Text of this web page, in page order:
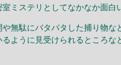
ミステリとしてなかなか面白
無駄にバタバタした捕り物な
るように見受けられるところ